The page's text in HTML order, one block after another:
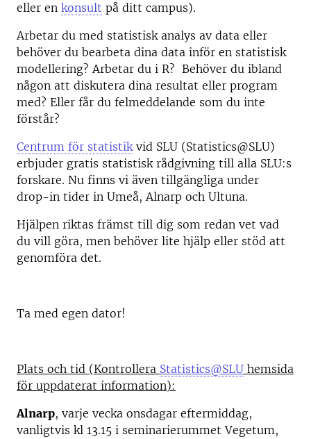
eller en konsult på ditt campus).
Arbetar du med statistisk analys av data eller
behöver du bearbeta dina data inför en statistisk
modellering? Arbetar du i R? Behöver du ibland
någon att diskutera dina resultat eller program
med? Eller får du felmeddelande som du inte
förstår?
Centrum för statistikvid SLU (Statistics@SLU)
erbjuder gratis statistisk rådgivning till alla SLU:s
forskare. Nu finns vi även tillgängliga under
drop-in tider in Umeå, Alnarp och Ultuna.
Hjälpen riktas främst till dig som redan vet vad
du vill göra, men behöver lite hjälp eller stöd att
genomföra det.
Ta med egen dator!
Plats och tid (Kontrollera Statistics@SLU hemsida
för uppdaterat information):
Alnarp, varje vecka onsdagar eftermiddag,
vanligtvis kl 13.15 i seminarierummet Vegetum,